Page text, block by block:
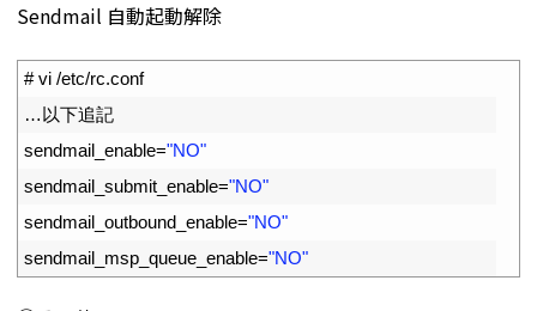
Sendmail 自動起動解除
# vi /etc/rc.conf
…以下追記
sendmail_enable="NO"
sendmail_submit_enable="NO"
sendmail_outbound_enable="NO"
sendmail_msp_queue_enable="NO"